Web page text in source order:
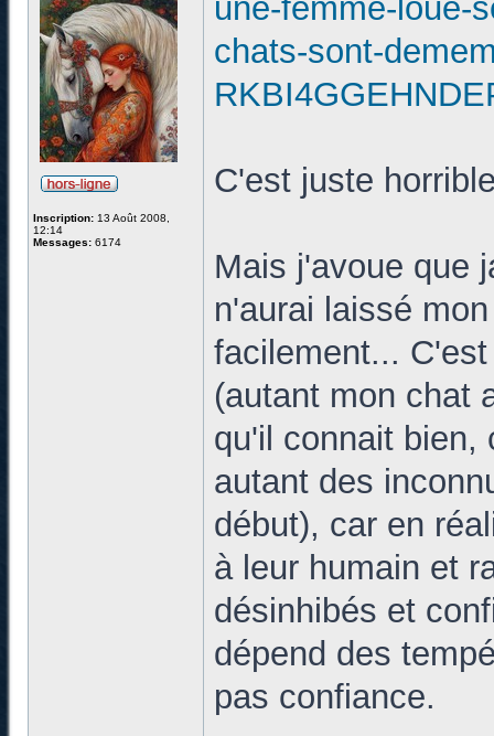
Inscription: 13 Août 2008,
12:14
Messages: 6174
une-femme-loue-
chats-sont-
C'est juste
Mais j'avoue que
n'aurai laissé
facilement...
(autant mon chat
qu'il connait bien,
autant des
début), car en
à leur humain et
désinhibés et
dépend des
pas confiance.